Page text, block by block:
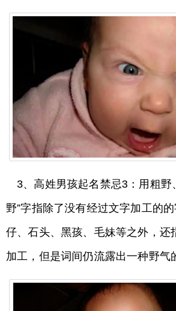
3、高姓男孩起名禁忌3：用粗野
野”字指除了没有经过文字加工的
仔、石头、黑孩、毛妹等之外，还
加工，但是词间仍流露出一种野气